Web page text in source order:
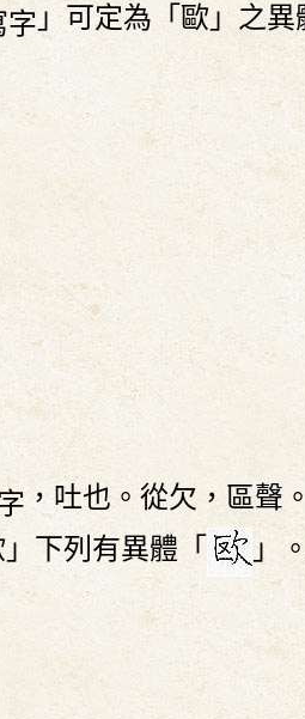
」可定為「歐」之異
，吐也。從欠，區聲
下列有異體「
」